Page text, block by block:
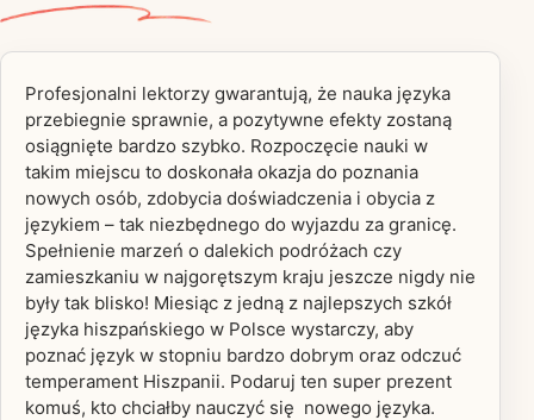
Profesjonalni lektorzy gwarantują, że nauka języka
przebiegnie sprawnie, a pozytywne efekty zostaną
osiągnięte bardzo szybko. Rozpoczęcie nauki w
takim miejscu to doskonała okazja do poznania
nowych osób, zdobycia doświadczenia i obycia z
językiem – tak niezbędnego do wyjazdu za granicę.
Spełnienie marzeń o dalekich podróżach czy
zamieszkaniu w najgorętszym kraju jeszcze nigdy nie
były tak blisko! Miesiąc z jedną z najlepszych szkół
języka hiszpańskiego w Polsce wystarczy, aby
poznać język w stopniu bardzo dobrym oraz odczuć
temperament Hiszpanii. Podaruj ten super prezent
komuś, kto chciałby nauczyć się nowego języka.